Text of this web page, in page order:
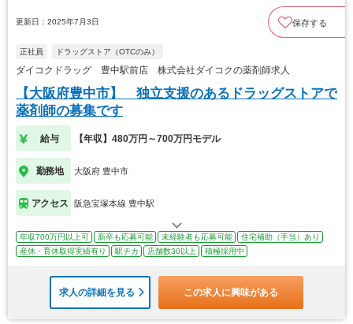
更新日：2025年7月3日 保存する
正社員 ドラッグストア（OTCのみ）
ダイコクドラッグ 豊中駅前店 株式会社ダイコクの薬剤師求人
【大阪府豊中市】 独立支援のあるドラッグストアで
薬剤師の募集です
給与 【年収】480万円～700万円モデル
勤務地 大阪府 豊中市
アクセス 阪急宝塚本線 豊中駅
年収700万円以上可 新卒も応募可能 未経験者も応募可能
住宅補助（手当）あり
産休・育休取得実績有り
駅チカ 店舗数30以上 積極採用中
求人の詳細を見る この求人に興味がある